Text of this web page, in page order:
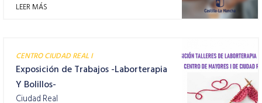
LEER MÁS
CENTRO CIUDAD REAL I
Exposición de Trabajos -Laborterapia
Y Bolillos-
Ciudad Real